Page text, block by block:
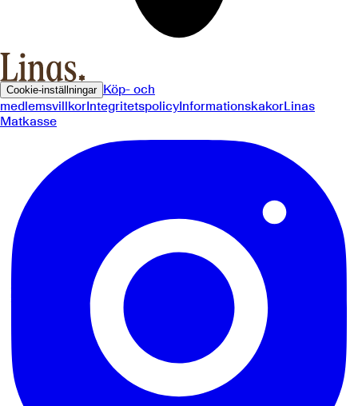
Cookie-inställningar Köp- och
medlemsvillkorIntegritetspolicyInformationskakorLinas
Matkasse